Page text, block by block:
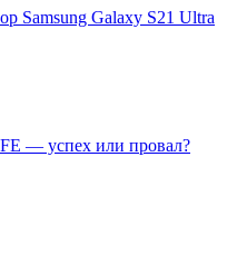
Samsung Galaxy S21 Ultra
— успех или провал?